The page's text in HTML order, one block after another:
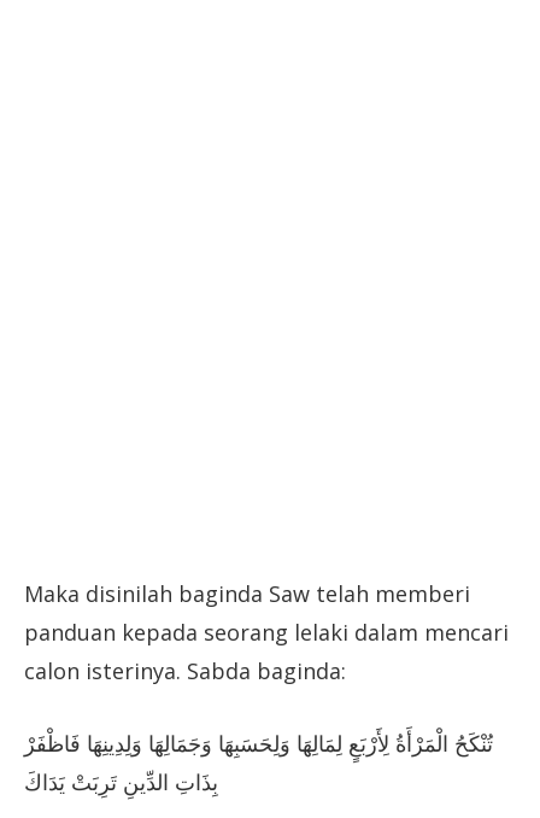
Maka disinilah baginda Saw telah memberi
panduan kepada seorang lelaki dalam mencari
calon isterinya. Sabda baginda:
تُنْكَحُ الْمَرْأَةُ لِأَرْبَعٍ لِمَالِهَا وَلِحَسَبِهَا وَجَمَالِهَا وَلِدِينِهَا فَاظْفَرْ
بِذَاتِ الدِّينِ تَرِبَتْ يَدَاكَ